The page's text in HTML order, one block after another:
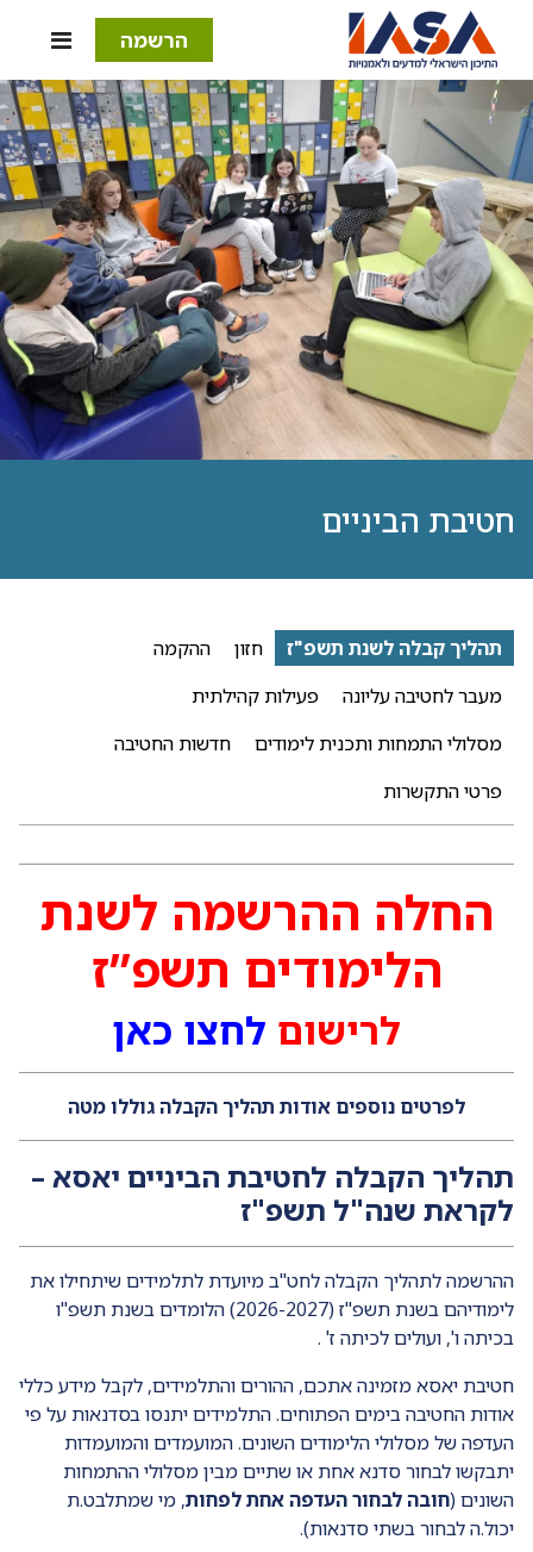
הרשמה
חטיבת הביניים
תהליך קבלה לשנת תשפ"ז חזון
ההקמה
מעבר לחטיבה עליונה
פעילות קהילתית
מסלולי התמחות ותכנית לימודים
חדשות החטיבה
פרטי התקשרות
החלה ההרשמה לשנת
הלימודים תשפ”ז
לרישום לחצו כאן
לפרטים נוספים אודות תהליך הקבלה גוללו מטה
תהליך הקבלה לחטיבת הביניים יאסא –
לקראת שנה"ל תשפ"ז
ההרשמה לתהליך הקבלה לחט"ב מיועדת לתלמידים שיתחילו את
לימודיהם בשנת תשפ"ז (2026-2027) הלומדים בשנת תשפ"ו
בכיתה ו', ועולים לכיתה ז' .
חטיבת יאסא מזמינה אתכם, ההורים והתלמידים, לקבל מידע כללי
אודות החטיבה בימים הפתוחים. התלמידים יתנסו בסדנאות על פי
העדפה של מסלולי הלימודים השונים. המועמדים והמועמדות
יתבקשו לבחור סדנא אחת או שתיים מבין מסלולי ההתמחות
השונים (חובה לבחור העדפה אחת לפחות, מי שמתלבט.ת
יכול.ה לבחור בשתי סדנאות).